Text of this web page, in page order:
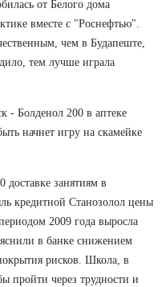
от Белого дома
вместе с "Роснефтью".
чем в Будапеште,
тем лучше играла
- Болденол 200 в аптеке
начнет игру на скамейке
доставке занятиям в
кредитной Станозолол цены
2009 года выросла
в банке снижением
рисков. Школа, в
пройти через трудности и